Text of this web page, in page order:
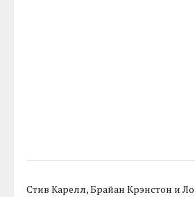
Стив Карелл, Брайан Крэнстон и